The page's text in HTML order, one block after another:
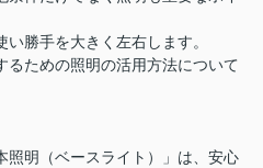
勝手を大きく左右します。
るための照明の活用方法について
照明（ベースライト）」は、安心